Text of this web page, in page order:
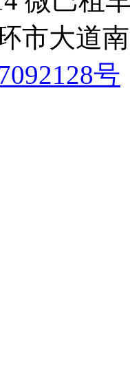
市大道
号